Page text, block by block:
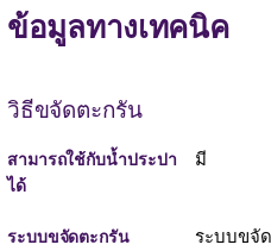
ข้อมูลทางเทคนิค
วิธีขจัดตะกรัน
สามารถใช้กับน้ำประปา
ได้
มี
ระบบขจัดตะกรัน ระบบขจั